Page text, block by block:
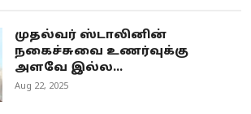
முதல்வர் ஸ்டாலினின்
நகைச்சுவை உணர்வுக்கு
அளவே இல்ல...
Aug 22, 2025